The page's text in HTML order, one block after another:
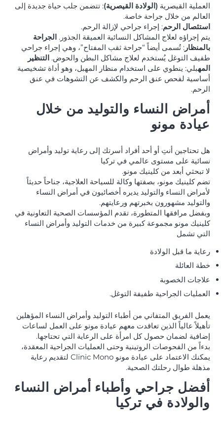
العملية القيصرية (الولادة القيصرية): تتضمن جلب حياة جديدة إلى
العالم من خلال جراحة خاصة.
استئصال الرحم: إجراء جراحي لإزالة الرحم.
يتم إجراؤه لعلاج المشاكل النسائية العميقة الجذور.الجراحة
بالمنظار: تُسمى أيضاً “جراحة ثقب المفتاح”، وهي إجراء جراحي
طفيف التوغل يُستخدم لعلاج مشاكل البطن والحوض.التنظير
المهبلي: ينطوي على استخدام منظار المهبل، وهو أداة تشخيصية
أساسية لفحص عنق الرحم والكشف عن التشوهات في عنق
الرحم.
أمراض النساء والتوليد من خلال
عيادة مونو
هل تحتاجين أنتِ أو أحد أفراد أسرتك إلى رعاية توليد وأمراض
نسائية على مستوى عالمي في تركيا
لا تبحثي أبعد من كلينيك مونو.
تضم كلينيك مونو، بصفتها وكالة للسياحة العلاجية، جناحاً حديثاً
لأمراض النساء والتوليد يديره أخصائيون في أمراض النساء
والتوليد مشهورون بخبرتهم ورعايتهم.
وبفضل مرافقها المتطورة، تقدم المؤسسات الصحية التعاونية في
كلينيك مونو مجموعة كبيرة من خدمات التوليد وأمراض النساء
التي تشمل
رعاية ما قبل الولادة
خطة العائلة
علاجات الخصوبة
العمليات الجراحية طفيفة التوغل.
يعمل الفريق المتفاني من أطباء التوليد وأمراض النساء المؤهلين
تأهيلاً عالياً الذين تعاقدت معهم عيادة مونو على العمل لساعات
إضافية لضمان حصول كل امرأة على الرعاية التي تحتاجها.
بدءاً من الفحوصات الروتينية وحتى العمليات الجراحية المعقدة،
يمكنك الاعتماد على عيادة مونو Clinic Mono لتقديم رعاية
مذهلة طوال رحلتك الصحية.
أفضل جراحي وأطباء أمراض النساء
والولادة في تركيا